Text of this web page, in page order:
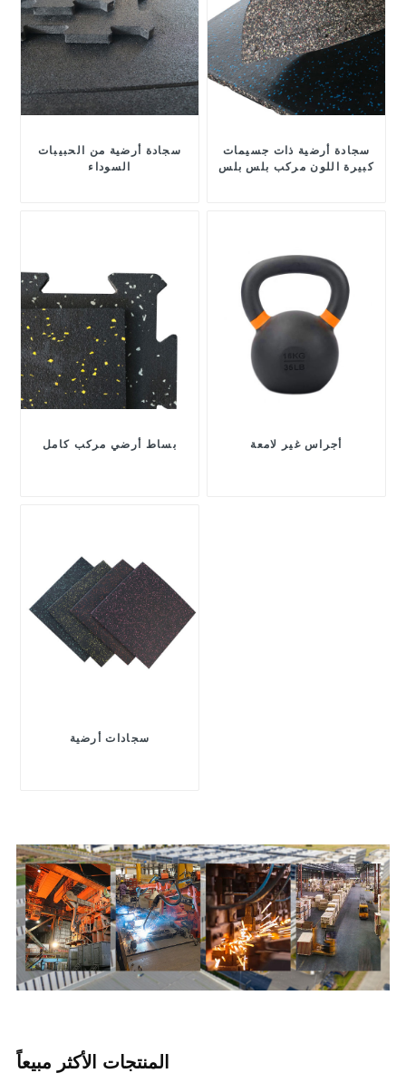
سجادة أرضية من الحبيبات
السوداء
سجادة أرضية ذات جسيمات
كبيرة اللون مركب بلس بلس
بساط أرضي مركب كامل أجراس غير لامعة
سجادات أرضية
المنتجات الأكثر مبيعاً